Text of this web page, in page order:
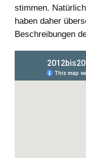
stimmen.
haben daher
Beschreibungen